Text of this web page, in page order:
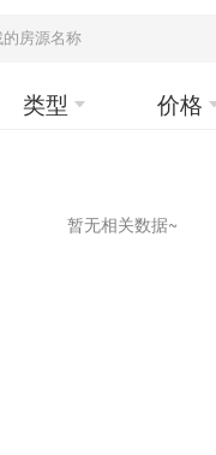
类型 价格
暂无相关数据~